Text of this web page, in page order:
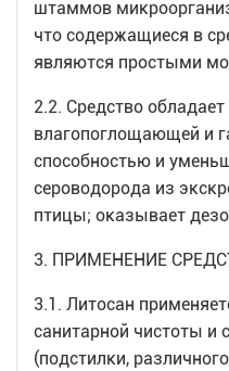
штаммов
что содержащиеся в
являются простыми
2.2. Средство
влагопоглощающей и
способностью и
сероводорода из
птицы; оказывает
3. ПРИМЕНЕНИЕ
3.1. Литосан
санитарной чистоты и
(подстилки,